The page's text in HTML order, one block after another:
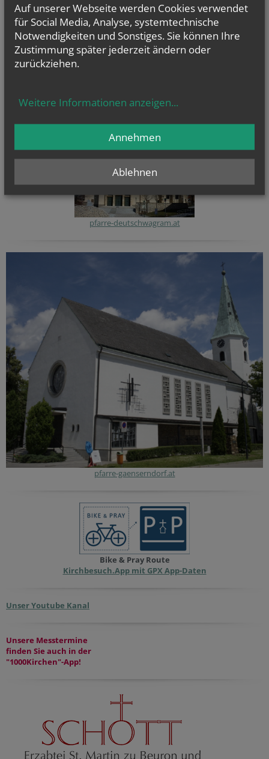
Seelsorgeraum
"Marchfeld Nord "
pfarre-deutschwagram.at
pfarre-gaenserndorf.at
Bike & Pray Route
Kirchbesuch.App mit GPX App-Daten
Unser Youtube Kanal
Unsere Messtermine
finden Sie auch in der
"1000Kirchen"-App!
Auf unserer Webseite werden Cookies verwendet
für Social Media, Analyse, systemtechnische
Notwendigkeiten und Sonstiges. Sie können Ihre
Zustimmung später jederzeit ändern oder
zurückziehen.
Weitere Informationen anzeigen...
Ablehnen
Annehmen